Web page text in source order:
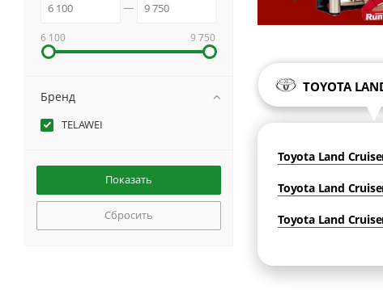
TOYOTA
Toyota Land
Toyota Land
Toyota Land
6 100 9 750
Бренд
TELAWEI
Сбросить